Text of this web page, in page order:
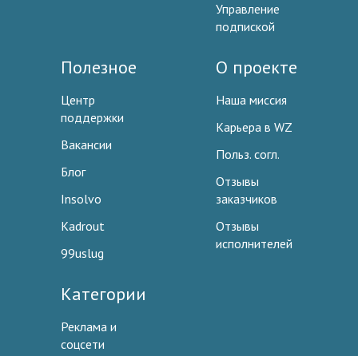
Управление
подпиской
Полезное
Центр
поддержки
Вакансии
Блог
Insolvo
Kadrout
99uslug
О проекте
Наша миссия
Карьера в WZ
Польз. согл.
Отзывы
заказчиков
Отзывы
исполнителей
Категории
Реклама и
соцсети